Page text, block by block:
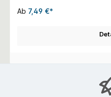
Ab 7,49 €*